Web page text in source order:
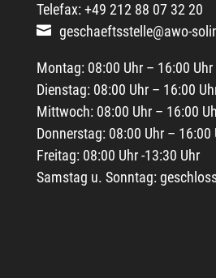
Telefax: +49 212 88 07 32 20
geschaeftsstelle@awo-
Montag: 08:00 Uhr – 16:00 Uhr
Dienstag: 08:00 Uhr – 16:00
Mittwoch: 08:00 Uhr – 16:00
Donnerstag: 08:00 Uhr – 16:00
Freitag: 08:00 Uhr -13:30 Uhr
Samstag u. Sonntag: